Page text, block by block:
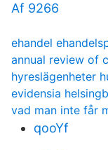
Af 9266
ehandel
annual review of
hyreslägenheter
evidensia
vad man inte får
qooYf